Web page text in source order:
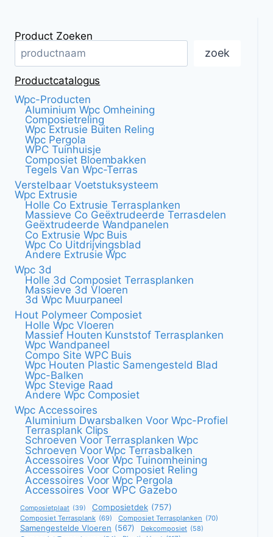
STAAL.
Product Zoeken
zoek
Productcatalogus
Wpc-Producten
Aluminium Wpc Omheining
Composietreling
Wpc Extrusie Buiten Reling
Wpc Pergola
WPC Tuinhuisje
Composiet Bloembakken
Tegels Van Wpc-Terras
Verstelbaar Voetstuksysteem
Wpc Extrusie
Holle Co Extrusie Terrasplanken
Massieve Co Geëxtrudeerde Terrasdelen
Geëxtrudeerde Wandpanelen
Co Extrusie Wpc Buis
Wpc Co Uitdrijvingsblad
Andere Extrusie Wpc
Wpc 3d
Holle 3d Composiet Terrasplanken
Massieve 3d Vloeren
3d Wpc Muurpaneel
Hout Polymeer Composiet
Holle Wpc Vloeren
Massief Houten Kunststof Terrasplanken
Wpc Wandpaneel
Compo Site WPC Buis
Wpc Houten Plastic Samengesteld Blad
Wpc-Balken
Wpc Stevige Raad
Andere Wpc Composiet
Wpc Accessoires
Aluminium Dwarsbalken Voor Wpc-Profiel
Terrasplank Clips
Schroeven Voor Terrasplanken Wpc
Schroeven Voor Wpc Terrasbalken
Accessoires Voor Wpc Tuinomheining
Accessoires Voor Composiet Reling
Accessoires Voor Wpc Pergola
Accessoires Voor WPC Gazebo
Composietplaat (39) Composietdek (757)
Composiet Terrasplank (69) Composiet Terrasplanken (70)
Samengestelde Vloeren (567) Dekcomposiet (58)